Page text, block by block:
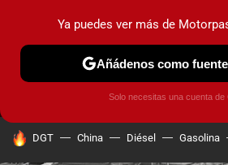
MENÚ
COCHES ELÉCTRICOS
HOY SE HABLA DE
DGT China Diésel Gasolina
Ya puedes ver más de
Añádenos como
Solo necesitas una cuenta de